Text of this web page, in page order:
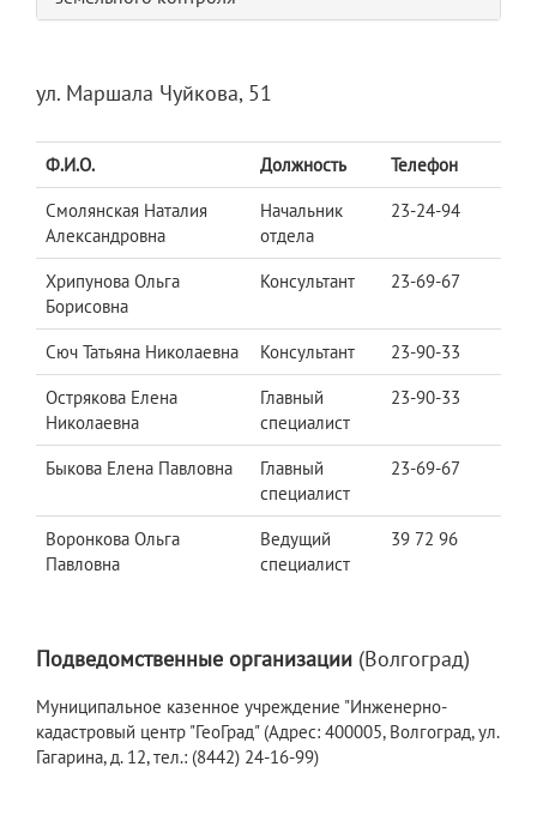
ул. Маршала Чуйкова, 51
Ф.И.О. Должность
Телефон
Смолянская Наталия
Александровна
Начальник
отдела
23-24-94
Хрипунова Ольга
Борисовна
Консультант 23-69-67
Сюч Татьяна Николаевна Консультант
23-90-33
Острякова Елена
Николаевна
Главный
специалист
23-90-33
Быкова Елена Павловна
Главный
специалист
23-69-67
Воронкова Ольга
Павловна
Ведущий
специалист
39 72 96
Подведомственные организации (Волгоград)
Муниципальное казенное учреждение "Инженерно-
кадастровый центр "ГеоГрад" (Адрес: 400005, Волгоград, ул.
Гагарина, д. 12, тел.: (8442) 24-16-99)